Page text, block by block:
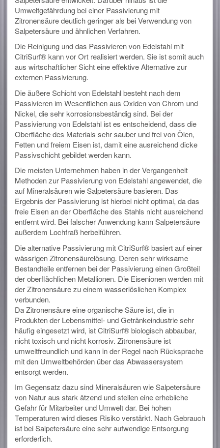
Umweltgefährdung bei einer Passivierung mit
Zitronensäure deutlich geringer als bei Verwendung von
Salpetersäure und ähnlichen Verfahren.
Die Reinigung und das Passivieren von Edelstahl mit
CitriSurf® kann vor Ort realisiert werden. Sie ist somit auch
aus wirtschaftlicher Sicht eine effektive Alternative zur
externen Passivierung.
Die äußere Schicht von Edelstahl besteht nach dem
Passivieren im Wesentlichen aus Oxiden von Chrom und
Nickel, die sehr korrosionsbeständig sind. Bei der
Passivierung von Edelstahl ist es entscheidend, dass die
Oberfläche des Materials sehr sauber und frei von Ölen,
Fetten und freiem Eisen ist, damit eine ausreichend dicke
Passivschicht gebildet werden kann.
Die meisten Unternehmen haben in der Vergangenheit
Methoden zur Passivierung von Edelstahl angewendet, die
auf Mineralsäuren wie Salpetersäure basieren. Das
Ergebnis der Passivierung ist hierbei nicht optimal, da das
freie Eisen an der Oberfläche des Stahls nicht ausreichend
entfernt wird. Bei falscher Anwendung kann Salpetersäure
außerdem Lochfraß herbeiführen.
Die alternative Passivierung mit CitriSurf® basiert auf einer
wässrigen Zitronensäurelösung. Deren sehr wirksame
Bestandteile entfernen bei der Passivierung einen Großteil
der oberflächlichen Metallionen. Die Eisenionen werden mit
der Zitronensäure zu einem wasserlöslichen Komplex
verbunden.
Da Zitronensäure eine organische Säure ist, die in
Produkten der Lebensmittel- und Getränkeindustrie sehr
häufig eingesetzt wird, ist CitriSurf® biologisch abbaubar,
nicht toxisch und nicht korrosiv. Zitronensäure ist
umweltfreundlich und kann in der Regel nach Rücksprache
mit den Umweltbehörden über das Abwassersystem
entsorgt werden.
Im Gegensatz dazu sind Mineralsäuren wie Salpetersäure
von Natur aus stark ätzend und stellen eine erhebliche
Gefahr für Mitarbeiter und Umwelt dar. Bei hohen
Temperaturen wird dieses Risiko verstärkt. Nach Gebrauch
ist bei Salpetersäure eine sehr aufwendige Entsorgung
erforderlich.